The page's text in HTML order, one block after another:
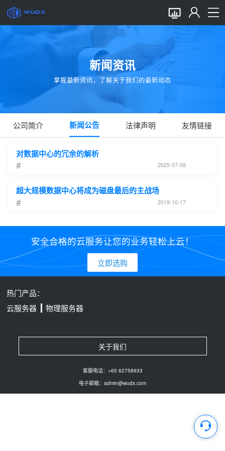
新闻资讯
掌握最新资讯，了解关于我们的最新动态
公司简介 新闻公告 法律声明 友情链接
对数据中心的冗余的解析
# 2025-07-08
超大规模数据中心将成为磁盘最后的主战场
# 2019-10-17
安全合格的云服务让您的业务轻松上云！
立即选购
热门产品：
云服务器
物理服务器
关于我们
客服电话：+65 62758933
电子邮箱：admin@wudx.com